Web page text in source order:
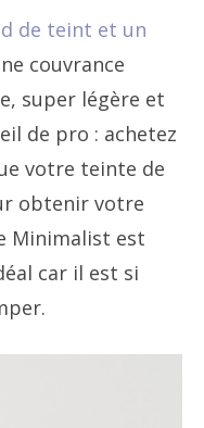
de teint et un
couvrance
super légère et
de pro : achetez
votre teinte de
obtenir votre
Minimalist est
car il est si